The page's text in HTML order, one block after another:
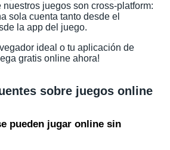
juegos son cross-platform:
sola cuenta tanto desde el
la app del juego.
ideal o tu aplicación de
gratis online ahora!
sobre juegos online
pueden jugar online sin